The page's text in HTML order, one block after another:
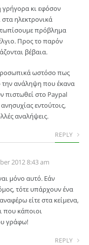
γρήγορα κι εφόσον
ηλεκτρονικά
πρόβλημα
Προς το παρόν
βέβαια.
ωστόσο πως
ανάληψη που έκανα
πιστωθεί στο Paypal
εντούτοις,
αναλήψεις.
REPLY
2012 8:43 am
μόνο αυτό. Εάν
τότε υπάρχουν ένα
είτε στα κείμενα,
που κάποιοι
γράφω!
REPLY